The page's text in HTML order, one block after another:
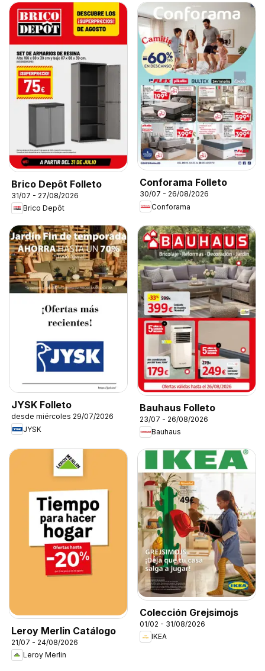
Brico Depôt Folleto
31/07 - 27/08/2026
Brico Depôt
Conforama Folleto
30/07 - 26/08/2026
Conforama
JYSK Folleto
desde miércoles 29/07/2026
JYSK
Bauhaus Folleto
23/07 - 26/08/2026
Bauhaus
Leroy Merlin Catálogo
21/07 - 24/08/2026
Leroy Merlin
Colección Grejsimojs
01/02 - 31/08/2026
IKEA